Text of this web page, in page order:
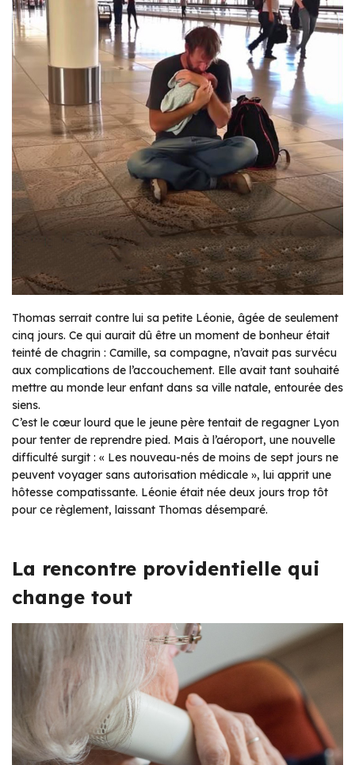
Thomas serrait contre lui sa petite Léonie, âgée de seulement
cinq jours. Ce qui aurait dû être un moment de bonheur était
teinté de chagrin : Camille, sa compagne, n’avait pas survécu
aux complications de l’accouchement. Elle avait tant souhaité
mettre au monde leur enfant dans sa ville natale, entourée des
siens.
C’est le cœur lourd que le jeune père tentait de regagner Lyon
pour tenter de reprendre pied. Mais à l’aéroport, une nouvelle
difficulté surgit : « Les nouveau-nés de moins de sept jours ne
peuvent voyager sans autorisation médicale », lui apprit une
hôtesse compatissante. Léonie était née deux jours trop tôt
pour ce règlement, laissant Thomas désemparé.
La rencontre providentielle qui
change tout